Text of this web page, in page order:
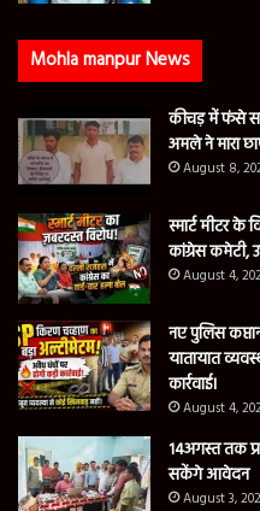
Mohla manpur News
कीचड़ में फंसे
अमले ने मारा
August 8,
स्मार्ट मीटर के
कांग्रेस कमेटी,
August 4,
नए पुलिस
यातायात
कार्रवाई।
August 4,
14अगस्त तक
सकेंगे आवेदन
August 3,